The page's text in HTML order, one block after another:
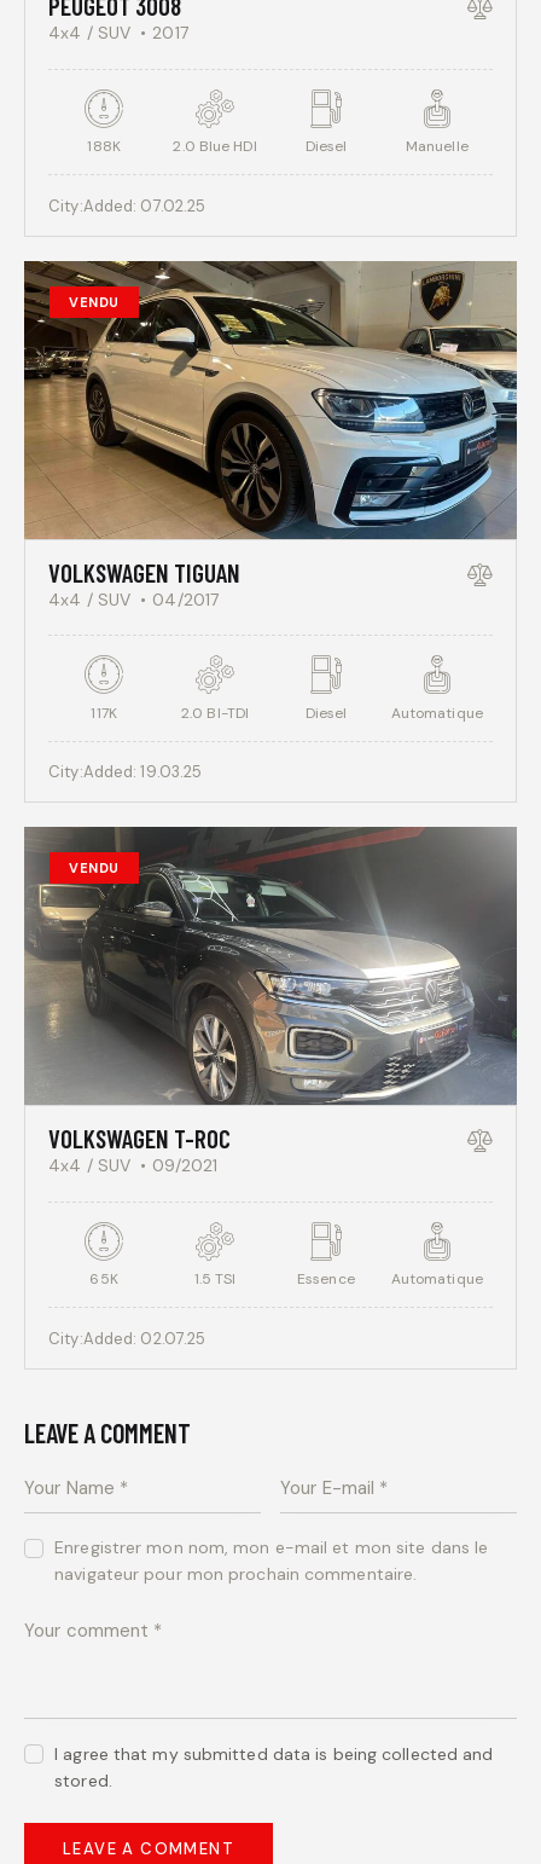
4x4 / SUV 2017
188K 2.0 Blue HDI Diesel Manuelle
City:Added: 07.02.25
VENDU
VOLKSWAGEN TIGUAN
4x4 / SUV 04/2017
117K 2.0 BI-TDI Diesel Automatique
City:Added: 19.03.25
VENDU
VOLKSWAGEN T-ROC
4x4 / SUV 09/2021
65K 1.5 TSI Essence Automatique
City:Added: 02.07.25
LEAVE A COMMENT
Enregistrer mon nom, mon e-mail et mon site dans le
navigateur pour mon prochain commentaire.
I agree that my submitted data is being collected and
stored.